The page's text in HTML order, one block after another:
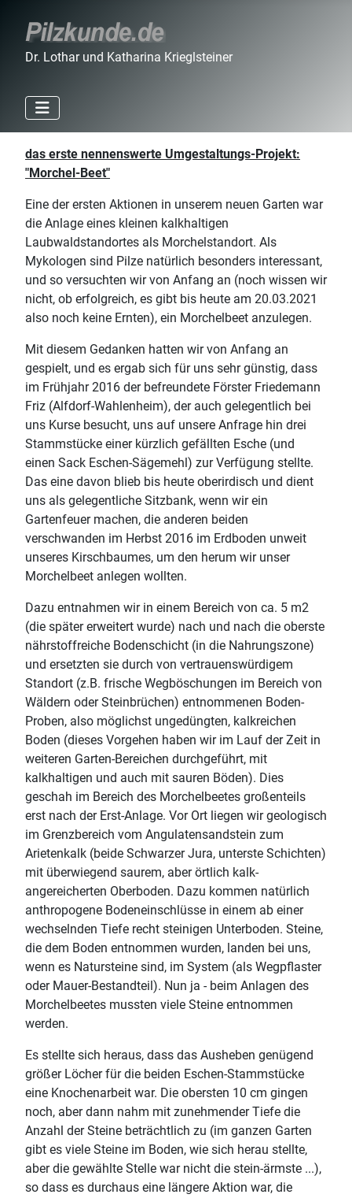
Dr. Lothar und Katharina Krieglsteiner
das erste nennenswerte Umgestaltungs-Projekt:
"Morchel-Beet"
Eine der ersten Aktionen in unserem neuen Garten war
die Anlage eines kleinen kalkhaltigen
Laubwaldstandortes als Morchelstandort. Als
Mykologen sind Pilze natürlich besonders interessant,
und so versuchten wir von Anfang an (noch wissen wir
nicht, ob erfolgreich, es gibt bis heute am 20.03.2021
also noch keine Ernten), ein Morchelbeet anzulegen.
Mit diesem Gedanken hatten wir von Anfang an
gespielt, und es ergab sich für uns sehr günstig, dass
im Frühjahr 2016 der befreundete Förster Friedemann
Friz (Alfdorf-Wahlenheim), der auch gelegentlich bei
uns Kurse besucht, uns auf unsere Anfrage hin drei
Stammstücke einer kürzlich gefällten Esche (und
einen Sack Eschen-Sägemehl) zur Verfügung stellte.
Das eine davon blieb bis heute oberirdisch und dient
uns als gelegentliche Sitzbank, wenn wir ein
Gartenfeuer machen, die anderen beiden
verschwanden im Herbst 2016 im Erdboden unweit
unseres Kirschbaumes, um den herum wir unser
Morchelbeet anlegen wollten.
Dazu entnahmen wir in einem Bereich von ca. 5 m2
(die später erweitert wurde) nach und nach die oberste
nährstoffreiche Bodenschicht (in die Nahrungszone)
und ersetzten sie durch von vertrauenswürdigem
Standort (z.B. frische Wegböschungen im Bereich von
Wäldern oder Steinbrüchen) entnommenen Boden-
Proben, also möglichst ungedüngten, kalkreichen
Boden (dieses Vorgehen haben wir im Lauf der Zeit in
weiteren Garten-Bereichen durchgeführt, mit
kalkhaltigen und auch mit sauren Böden). Dies
geschah im Bereich des Morchelbeetes großenteils
erst nach der Erst-Anlage. Vor Ort liegen wir geologisch
im Grenzbereich vom Angulatensandstein zum
Arietenkalk (beide Schwarzer Jura, unterste Schichten)
mit überwiegend saurem, aber örtlich kalk-
angereicherten Oberboden. Dazu kommen natürlich
anthropogene Bodeneinschlüsse in einem ab einer
wechselnden Tiefe recht steinigen Unterboden. Steine,
die dem Boden entnommen wurden, landen bei uns,
wenn es Natursteine sind, im System (als Wegpflaster
oder Mauer-Bestandteil). Nun ja - beim Anlagen des
Morchelbeetes mussten viele Steine entnommen
werden.
Es stellte sich heraus, dass das Ausheben genügend
größer Löcher für die beiden Eschen-Stammstücke
eine Knochenarbeit war. Die obersten 10 cm gingen
noch, aber dann nahm mit zunehmender Tiefe die
Anzahl der Steine beträchtlich zu (im ganzen Garten
gibt es viele Steine im Boden, wie sich herau stellte,
aber die gewählte Stelle war nicht die stein-ärmste ...),
so dass es durchaus eine längere Aktion war, die